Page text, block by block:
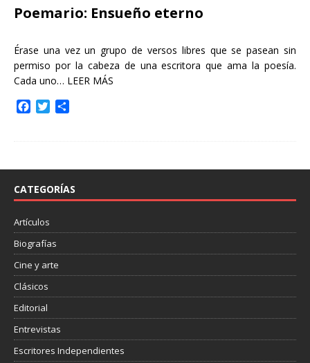
Poemario: Ensueño eterno
Érase una vez un grupo de versos libres que se pasean sin
permiso por la cabeza de una escritora que ama la poesía.
Cada uno… LEER MÁS
o
k
r
t
i
CATEGORÍAS
Artículos
Biografías
Cine y arte
Clásicos
Editorial
Entrevistas
Escritores Independientes